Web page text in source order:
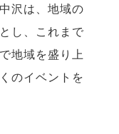
沢は、地域の
し、これまで
地域を盛り上
のイベントを